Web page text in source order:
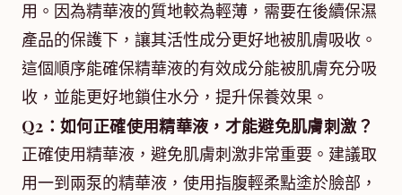
用。因為精華液的質地較為輕薄，需要在後續保濕
產品的保護下，讓其活性成分更好地被肌膚吸收。
這個順序能確保精華液的有效成分能被肌膚充分吸
收，並能更好地鎖住水分，提升保養效果。
Q2：如何正確使用精華液，才能避免肌膚刺激？
正確使用精華液，避免肌膚刺激非常重要。建議取
用一到兩泵的精華液，使用指腹輕柔點塗於臉部，